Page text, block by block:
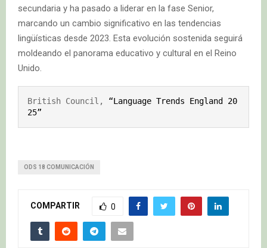
secundaria y ha pasado a liderar en la fase Senior,
marcando un cambio significativo en las tendencias
lingüísticas desde 2023. Esta evolución sostenida seguirá
moldeando el panorama educativo y cultural en el Reino
Unido.
British Council, “Language Trends England 20
25”
ODS 18 COMUNICACIÓN
COMPARTIR 0